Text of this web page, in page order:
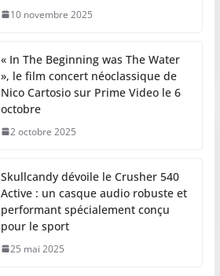
10 novembre 2025
« In The Beginning was The Water
», le film concert néoclassique de
Nico Cartosio sur Prime Video le 6
octobre
2 octobre 2025
Skullcandy dévoile le Crusher 540
Active : un casque audio robuste et
performant spécialement conçu
pour le sport
25 mai 2025